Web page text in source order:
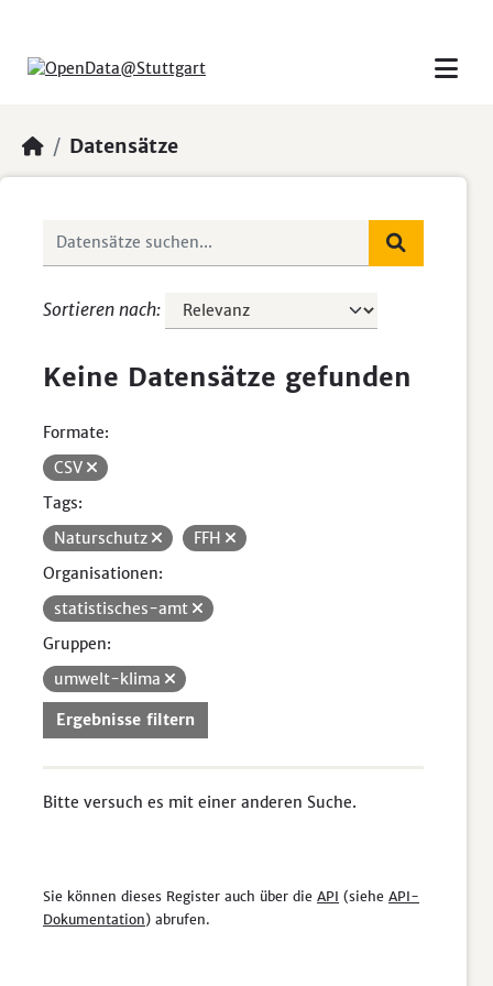
Datensätze
Sortieren nach
Keine Datensätze gefunden
Formate:
CSV
Tags:
Naturschutz
FFH
Organisationen:
statistisches-amt
Gruppen:
umwelt-klima
Ergebnisse filtern
Bitte versuch es mit einer anderen Suche.
Sie können dieses Register auch über die API (siehe API-
Dokumentation) abrufen.